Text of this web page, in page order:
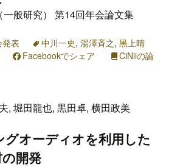
一般研究） 第14回年会論文集
表 中川一史, 湯澤斉之, 黒上晴
Facebookでシェア
CiNiiの論
, 堀田龍也, 黒田卓, 横田政美
グオーディオを利用した
開発